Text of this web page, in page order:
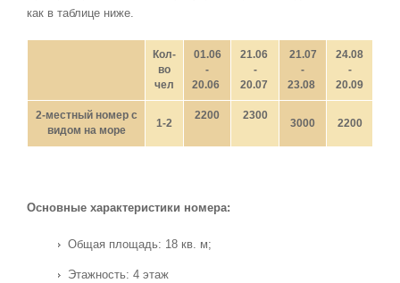
как в таблице ниже.
Кол-
во
чел
01.06
-
20.06
21.06
-
20.07
21.07
-
23.08
24.08
-
20.09
2-местный номер с
видом на море
1-2
2200 2300
3000 2200
Основные характеристики номера:
Общая площадь: 18 кв. м;
Этажность: 4 этаж